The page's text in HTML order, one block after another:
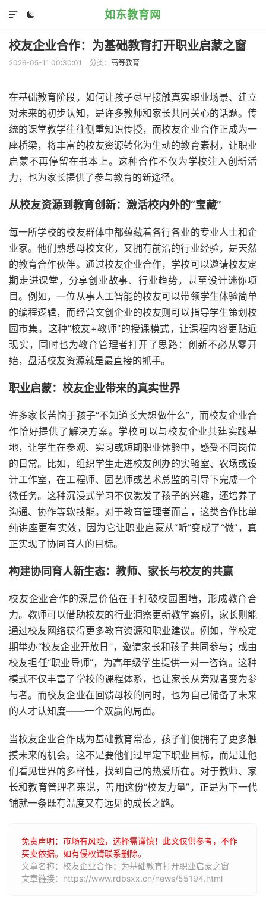
如东教育网


校友企业合作：为基础教育打开职业启蒙之窗
2026-05-11 00:30:01 分类： 高等教育
在基础教育阶段，如何让孩子尽早接触真实职业场景、建立
对未来的初步认知，是许多教师和家长共同关心的话题。传
统的课堂教学往往侧重知识传授，而校友企业合作正成为一
座桥梁，将丰富的校友资源转化为生动的教育素材，让职业
启蒙不再停留在书本上。这种合作不仅为学校注入创新活
力，也为家长提供了参与教育的新途径。
从校友资源到教育创新：激活校内外的“宝藏”
每一所学校的校友群体中都蕴藏着各行各业的专业人士和企
业家。他们熟悉母校文化，又拥有前沿的行业经验，是天然
的教育合作伙伴。通过校友企业合作，学校可以邀请校友定
期走进课堂，分享创业故事、行业趋势，甚至设计迷你项
目。例如，一位从事人工智能的校友可以带领学生体验简单
的编程逻辑，而经营文创企业的校友则可以指导学生策划校
园市集。这种“校友+教师”的授课模式，让课程内容更贴近
现实，同时也为教育管理者打开了思路：创新不必从零开
始，盘活校友资源就是最直接的抓手。
职业启蒙：校友企业带来的真实世界
许多家长苦恼于孩子“不知道长大想做什么”，而校友企业合
作恰好提供了解决方案。学校可以与校友企业共建实践基
地，让学生在参观、实习或短期职业体验中，感受不同岗位
的日常。比如，组织学生走进校友创办的实验室、农场或设
计工作室，在工程师、园艺师或艺术总监的引导下完成一个
微任务。这种沉浸式学习不仅激发了孩子的兴趣，还培养了
沟通、协作等软技能。对于教育管理者而言，这类合作比单
纯讲座更有实效，因为它让职业启蒙从“听”变成了“做”，真
正实现了协同育人的目标。
构建协同育人新生态：教师、家长与校友的共赢
校友企业合作的深层价值在于打破校园围墙，形成教育合
力。教师可以借助校友的行业洞察更新教学案例，家长则能
通过校友网络获得更多教育资源和职业建议。例如，学校定
期举办“校友企业开放日”，邀请家长和孩子共同参与；或由
校友担任“职业导师”，为高年级学生提供一对一咨询。这种
模式不仅丰富了学校的课程体系，也让家长从旁观者变为参
与者。而校友企业在回馈母校的同时，也为自己储备了未来
的人才认知度——一个双赢的局面。
当校友企业合作成为基础教育常态，孩子们便拥有了更多触
摸未来的机会。这不是要他们过早定下职业目标，而是让他
们看见世界的多样性，找到自己的热爱所在。对于教师、家
长和教育管理者来说，善用这份“校友力量”，正是为下一代
铺就一条既有温度又有远见的成长之路。
免责声明：市场有风险，选择需谨慎！此文仅供参考，不作
买卖依据。如有侵权请联系删除。
文章名称：校友企业合作：为基础教育打开职业启蒙之窗
文章链接：https://www.rdbsxx.cn/news/55194.html